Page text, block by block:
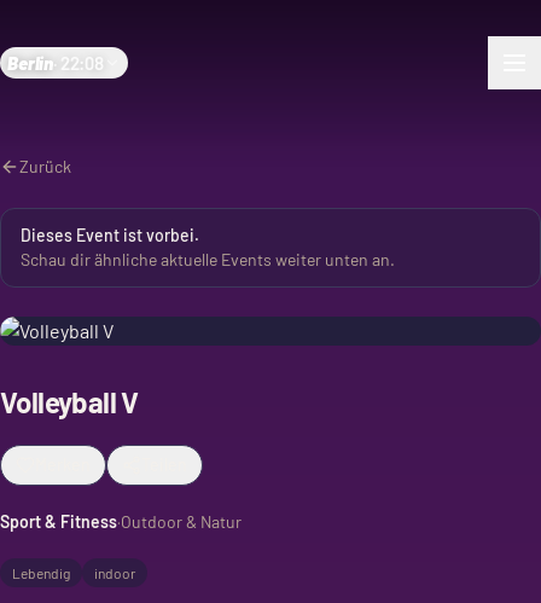
Berlin 22:08
Zurück
Dieses Event ist vorbei.
Schau dir ähnliche aktuelle Events weiter unten an.
Volleyball V
Sport & Fitness·Outdoor & Natur
Lebendig indoor